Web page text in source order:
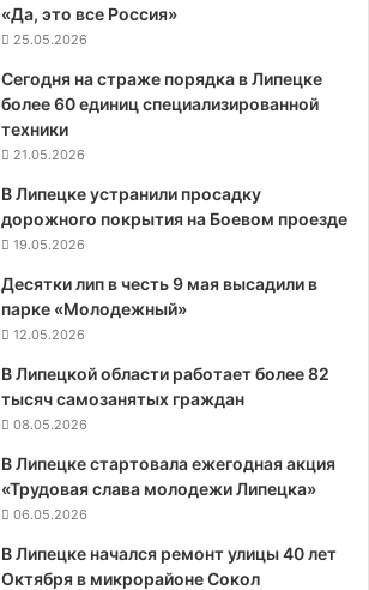
«Да, это все Россия»
25.05.2026
Сегодня на страже порядка в Липецке
более 60 единиц специализированной
техники
21.05.2026
В Липецке устранили просадку
дорожного покрытия на Боевом проезде
19.05.2026
Десятки лип в честь 9 мая высадили в
парке «Молодежный»
12.05.2026
В Липецкой области работает более 82
тысяч самозанятых граждан
08.05.2026
В Липецке стартовала ежегодная акция
«Трудовая слава молодежи Липецка»
06.05.2026
В Липецке начался ремонт улицы 40 лет
Октября в микрорайоне Сокол